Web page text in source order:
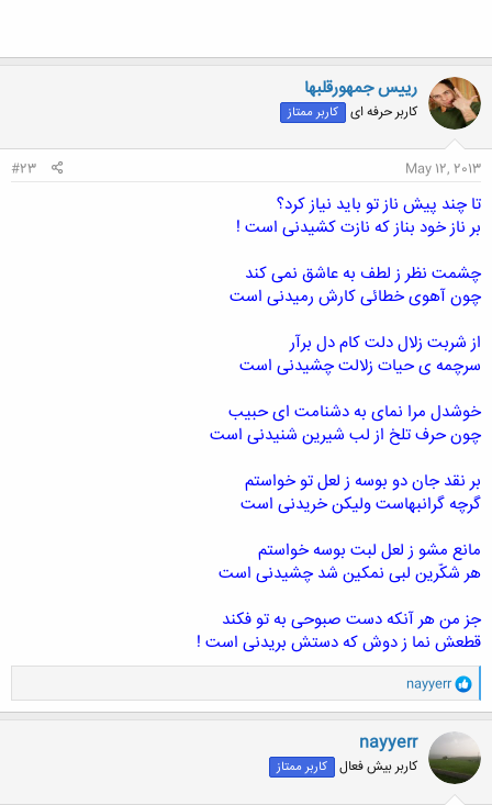
سبو کشان محبت کشند دوش به دوش
اگر گناه دو عالم بود سبوی تو را
بخود مناز و مخند اینقدر به گریه ی من
که آب چشم من افزوده آبروی تو را
ز آب دیده صبوحی وضو مساز که خون
مضاف باشد و باطل کند وضوی تو را
رییس جمهورقلبها
کاربر حرفه ای کاربر ممتاز
May 12, 2013
#23
تا چند پیش ناز تو باید نیاز کرد؟
بر ناز خود بناز که نازت کشیدنی است !
چشمت نظر ز لطف به عاشق نمی کند
چون آهوی خطائی کارش رمیدنی است
از شربت زلال دلت کام دل برآر
سرچمه ی حیات زلالت چشیدنی است
خوشدل مرا نمای به دشنامت ای حبیب
چون حرف تلخ از لب شیرین شنیدنی است
بر نقد جان دو بوسه ز لعل تو خواستم
گرچه گرانبهاست ولیکن خریدنی است
مانع مشو ز لعل لبت بوسه خواستم
هر شکّرین لبی نمکین شد چشیدنی است
جز من هر آنکه دست صبوحی به تو فکند
قطعش نما ز دوش که دستش بریدنی است !
و
ا
ک
ن
ش
ه
ا
nayyerr
nayyerr
کاربر بیش فعال کاربر ممتاز